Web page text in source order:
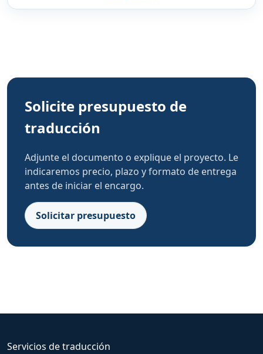
Solicite presupuesto de
traducción
Adjunte el documento o explique el proyecto. Le
indicaremos precio, plazo y formato de entrega
antes de iniciar el encargo.
Solicitar presupuesto
Servicios de traducción